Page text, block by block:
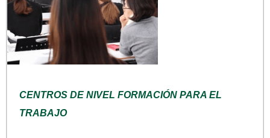
CENTROS DE NIVEL FORMACIÓN PARA EL
TRABAJO